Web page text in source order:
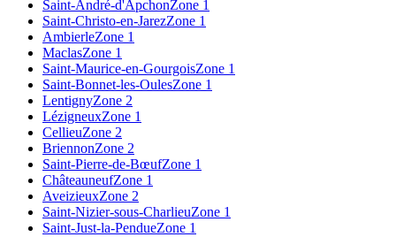
Saint-André-d'ApchonZone 1
Saint-Christo-en-JarezZone 1
AmbierleZone 1
MaclasZone 1
Saint-Maurice-en-GourgoisZone 1
Saint-Bonnet-les-OulesZone 1
LentignyZone 2
LézigneuxZone 1
CellieuZone 2
BriennonZone 2
Saint-Pierre-de-BœufZone 1
ChâteauneufZone 1
AveizieuxZone 2
Saint-Nizier-sous-CharlieuZone 1
Saint-Just-la-PendueZone 1